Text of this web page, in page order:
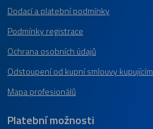
Dodací a platební podmínky
Podmínky registrace
Ochrana osobních údajů
Odstoupení od kupní smlouvy kupujícím
Mapa profesionálů
Platební možnosti